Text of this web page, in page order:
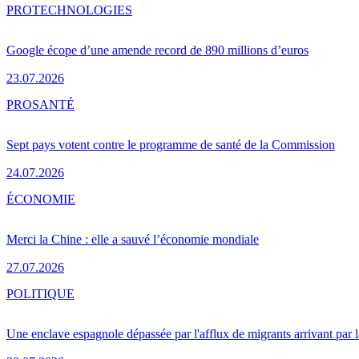
Google écope d’une amende record de 890 millions d’euros
23.07.2026
PROTECHNOLOGIES
Sept pays votent contre le programme de santé de la Commission
24.07.2026
PROSANTÉ
Merci la Chine : elle a sauvé l’économie mondiale
27.07.2026
ÉCONOMIE
Une enclave espagnole dépassée par l'afflux de migrants arrivant par
POLITIQUE